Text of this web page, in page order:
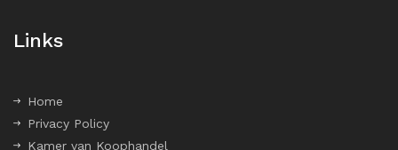
Links
Home
Privacy Policy
Kamer van Koophandel